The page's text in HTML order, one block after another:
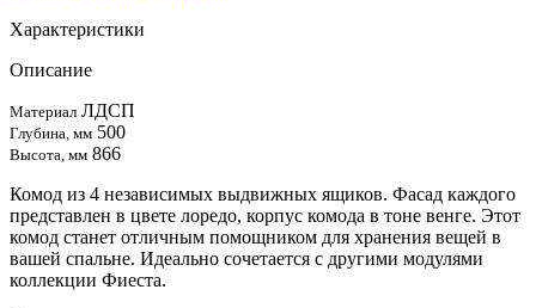
Характеристики
Описание
Материал ЛДСП
Глубина, мм 500
Высота, мм 866
Комод из 4 независимых выдвижных ящиков. Фасад каждого
представлен в цвете лоредо, корпус комода в тоне венге. Этот
комод станет отличным помощником для хранения вещей в
вашей спальне. Идеально сочетается с другими модулями
коллекции Фиеста.